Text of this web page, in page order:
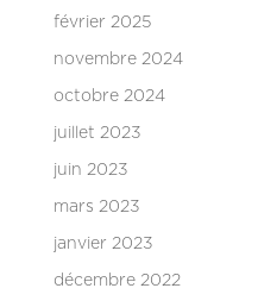
février 2025
novembre 2024
octobre 2024
juillet 2023
juin 2023
mars 2023
janvier 2023
décembre 2022